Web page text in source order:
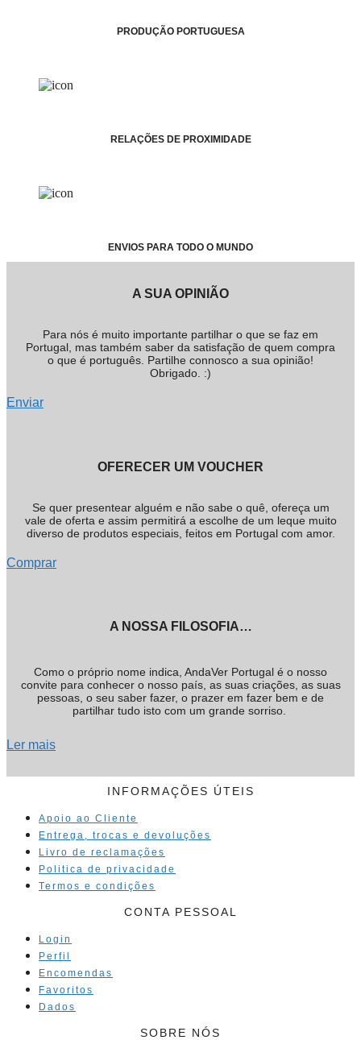
PRODUÇÃO PORTUGUESA
RELAÇÕES DE PROXIMIDADE
ENVIOS PARA TODO O MUNDO
A SUA OPINIÃO
Para nós é muito importante partilhar o que se faz em
Portugal, mas também saber da satisfação de quem compra
o que é português. Partilhe connosco a sua opinião!
Obrigado. :)
Enviar
OFERECER UM VOUCHER
Se quer presentear alguém e não sabe o quê, ofereça um
vale de oferta e assim permitirá a escolhe de um leque muito
diverso de produtos especiais, feitos em Portugal com amor.
Comprar
A NOSSA FILOSOFIA…
Como o próprio nome indica, AndaVer Portugal é o nosso
convite para conhecer o nosso país, as suas criações, as suas
pessoas, o seu saber fazer, o prazer em fazer bem e de
partilhar tudo isto com um grande sorriso.
Ler mais
INFORMAÇÕES ÚTEIS
Apoio ao Cliente
Entrega, trocas e devoluções
Livro de reclamações
Politica de privacidade
Termos e condições
CONTA PESSOAL
Login
Perfil
Encomendas
Favoritos
Dados
SOBRE NÓS